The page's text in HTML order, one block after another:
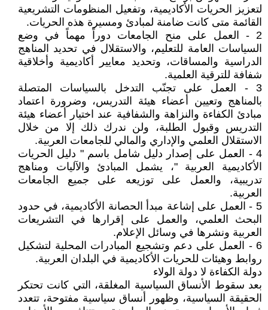
لتعزيز الحريات الأكاديمية، وتفعيل المنظومات التشريعية
القائمة متى كانت ضامنة لمبادئ ومسيرة هذه الحريات.
2 - العمل على منح الجامعات دوراً مهماً في وضع
السياسات العامة للتعليم، والاستقلال في تحديد المناهج
الدراسية والمساقات، وتحديد معايير أكاديمية وأخلاقية
شفافة للترقية العلمية.
3 - العمل على تجنّب التدخل بالسياسات المتصلة
بالمناهج وتعيين أعضاء هيئة التدريس، وضرورة اعتماد
مبادئ الكفاءة والنزاهة والشفافية عند اختيار أعضاء هيئة
التدريس وقبول الطلبة، ولن ندرك ذلك إلا من خلال
الاستقلال العلمي والإداري والمالي للجامعات العربية.
4 - العمل على إصدار دليل شامل باسم " دليل الحريات
الأكاديمية العربية "، يشمل المبادئ والآليات ومناهج
تدريبية، والعمل على توزيعه على جميع الجامعات
العربية.
5 - العمل على إشاعة مبدأ الحصانة الأكاديمية، في حدود
البحث العلمي، والعمل على إقرارها في التشريعات
العربية ونشرها في وسائل الإعلام.
6 - العمل على دعم وتشجيع المبادرات المحلية لتشكيل
روابط وهيئات للحريات الأكاديمية في البلدان العربية.
دولة الكفاءة لا دولة الولاء
بعد سقوط الأنساق السياسية المغلقة، التي كانت تحتكر
الحقيقة السياسية، وظهور أنساق سياسية مفتوحة، تتعدد